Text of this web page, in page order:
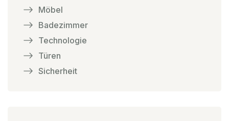
Möbel
Badezimmer
Technologie
Türen
Sicherheit